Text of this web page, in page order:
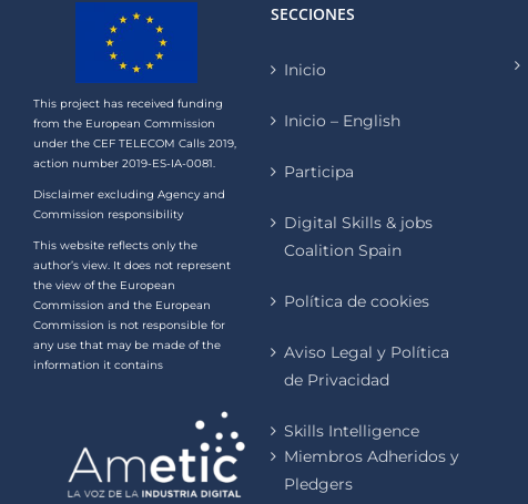
This project has received funding
from the European Commission
under the CEF TELECOM Calls 2019,
action number 2019-ES-IA-0081.
Disclaimer excluding Agency and
Commission responsibility
This website reflects only the
author’s view. It does not represent
the view of the European
Commission and the European
Commission is not responsible for
any use that may be made of the
information it contains
SECCIONES
Inicio
Inicio – English
Participa
Digital Skills & jobs
Coalition Spain
Política de cookies
Aviso Legal y Política
de Privacidad
Skills Intelligence
Miembros Adheridos y
Pledgers